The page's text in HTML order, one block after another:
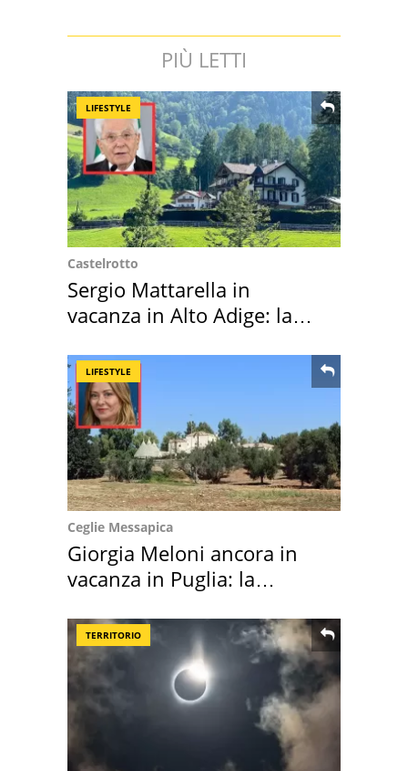
PIÙ LETTI
LIFESTYLE
Castelrotto
Sergio Mattarella in
vacanza in Alto Adige: la
LIFESTYLE
Ceglie Messapica
Giorgia Meloni ancora in
vacanza in Puglia: la
TERRITORIO